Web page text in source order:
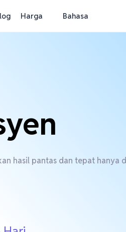
Harga Bahasa
hasil pantas dan tepat hanya